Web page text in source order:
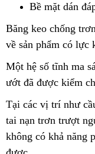
Bề mặt dán
Băng keo chống
về sản phẩm có lực
Một hệ số tĩnh ma
ướt đã được kiểm
Tại các vị trí như
tai nạn trơn trượt
không có khả năng
Hộp Lọc Giấy
Liên hệ
Giấy
Bụi Đáy Bằng
Lõi Lọc Bụi